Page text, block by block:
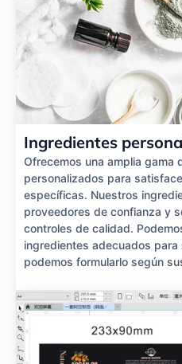
Ingredientes
Ofrecemos una amplia gama
personalizados para
específicas. Nuestros
proveedores de confianza y
controles de calidad.
ingredientes adecuados
podemos formularlo según